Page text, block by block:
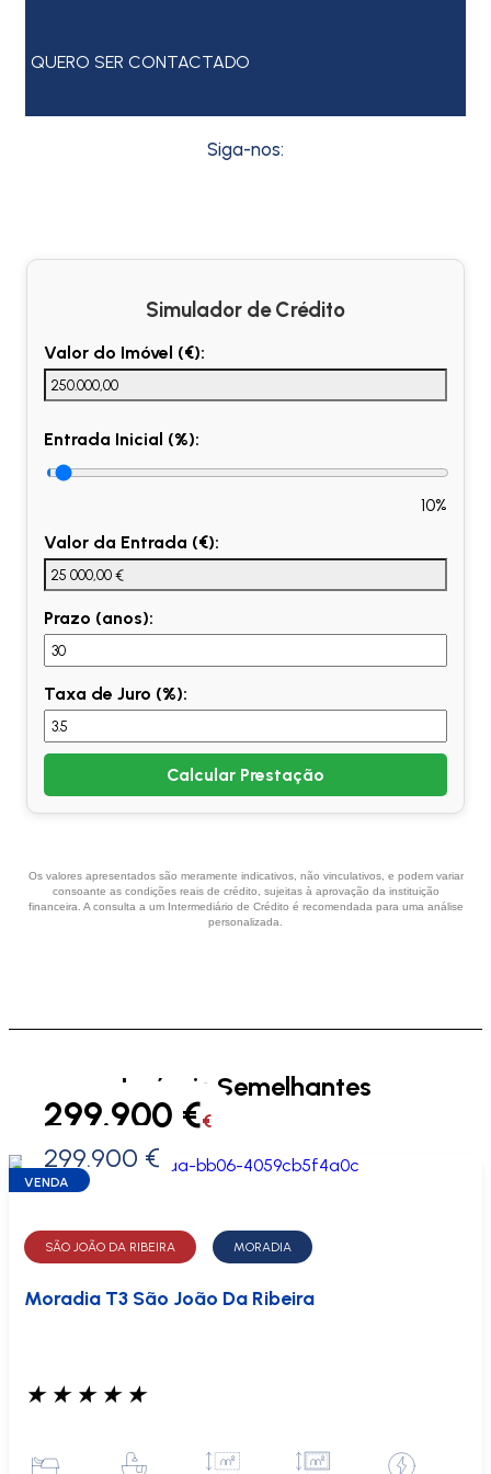
QUERO SER CONTACTADO
Siga-nos:
Simulador de Crédito
Valor do Imóvel (€):
Entrada Inicial (%):
10%
Valor da Entrada (€):
Prazo (anos):
Taxa de Juro (%):
Calcular Prestação
Os valores apresentados são meramente indicativos, não vinculativos, e podem variar
consoante as condições reais de crédito, sujeitas à aprovação da instituição
financeira. A consulta a um Intermediário de Crédito é recomendada para uma análise
personalizada.
Imóveis Semelhantes
0 €
299.900 €€
299.900 €
VENDA
SÃO JOÃO DA RIBEIRA MORADIA
Moradia T3 São João Da Ribeira
★ ★ ★ ★ ★